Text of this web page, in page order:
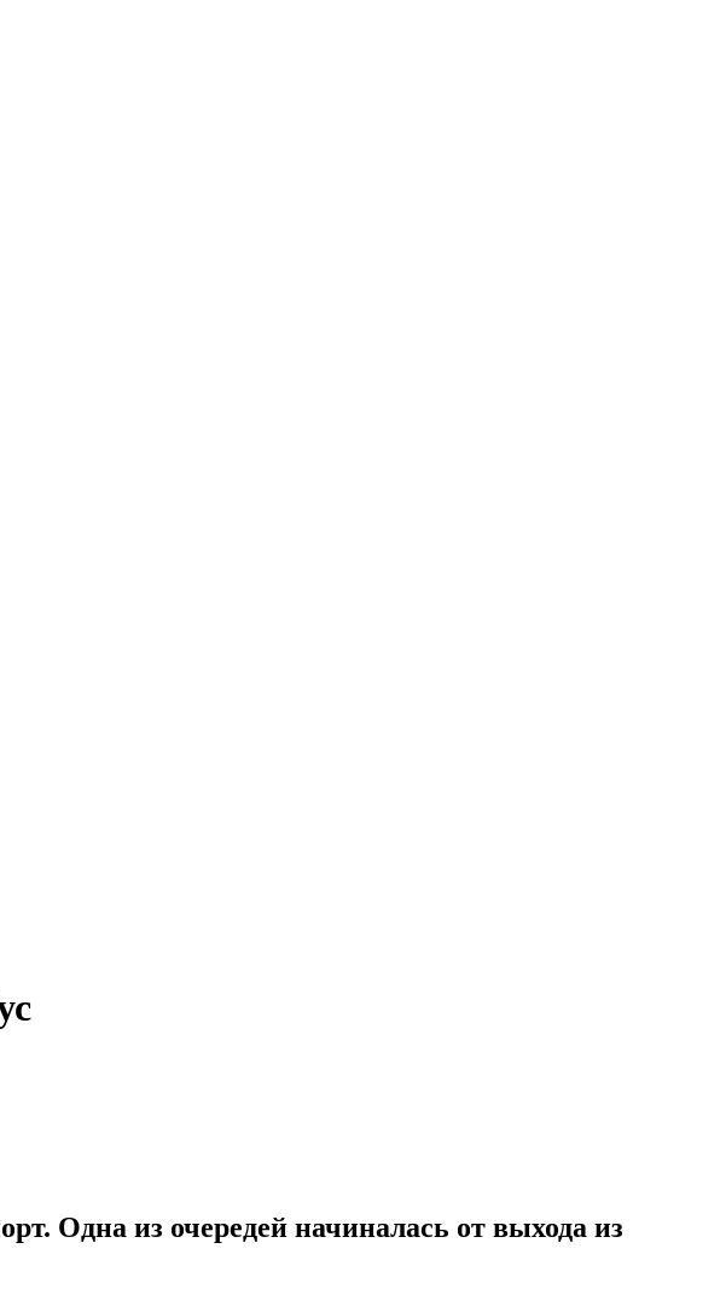
Одна из очередей начиналась от выхода из